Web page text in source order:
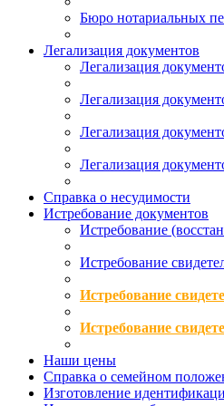
Бюро нотариальных
Легализация документов
Легализация
Легализация
Легализация
Легализация
Справка о несудимости
Истребование документов
Истребование
Истребование
Истребование
Истребование
Наши цены
Справка о семейном
Изготовление